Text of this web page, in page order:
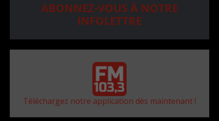
ABONNEZ-VOUS À NOTRE
INFOLETTRE
Téléchargez notre application dès maintenant !